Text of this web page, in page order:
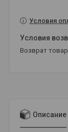
Условия
возврат
Описание